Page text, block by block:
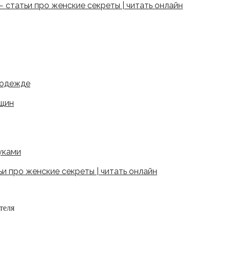
про женские секреты | читать онлайн
женские секреты | читать онлайн